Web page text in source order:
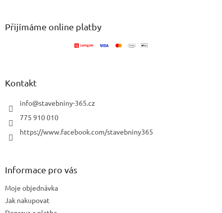
Přijímáme online platby
Kontakt
info@stavebniny-365.cz
775 910 010
https://www.facebook.com/stavebniny365
Informace pro vás
Moje objednávka
Jak nakupovat